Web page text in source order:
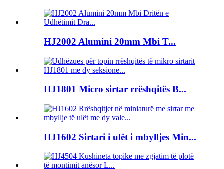
HJ2002 Alumini 20mm Mbi T...
HJ1801 Micro sirtar rrëshqitës B...
HJ1602 Sirtari i ulët i mbylljes Min...